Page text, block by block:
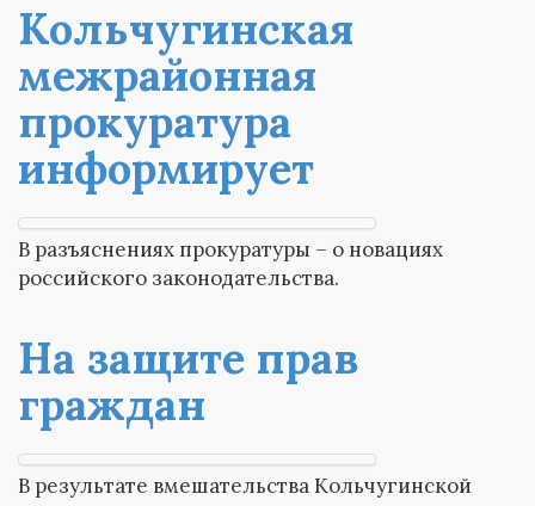
Кольчугинская
межрайонная
прокуратура
информирует
В разъяснениях прокуратуры – о новациях
российского законодательства.
На защите прав
граждан
В результате вмешательства Кольчугинской